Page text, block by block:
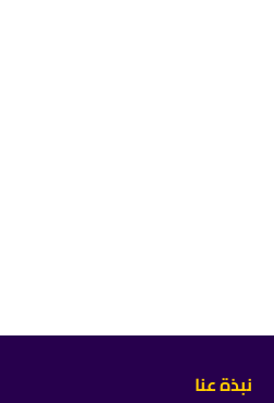
نبذة عنا